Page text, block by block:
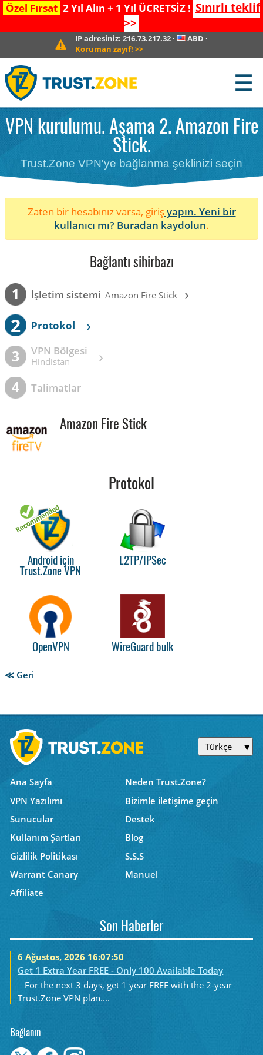
Özel Fırsat 2 Yıl Alın + 1 Yıl ÜCRETSİZ ! Sınırlı teklif
>>
IP adresiniz: 216.73.217.32· ABD ·
Koruman zayıf! >>
☰
VPN kurulumu. Aşama 2. Amazon Fire
Stick.
Trust.Zone VPN'ye bağlanma şeklinizi seçin
Zaten bir hesabınız varsa, girişyapın. Yeni bir
kullanıcı mı? Buradan kaydolun.
Bağlantı sihirbazı
1 İşletim sistemi Amazon Fire Stick ›
2 Protokol ›
3 VPN Bölgesi
Hindistan ›
4 Talimatlar
Amazon Fire Stick
Protokol
Android için
Trust.Zone VPN
L2TP/IPSec
OpenVPN WireGuard bulk
≪ Geri
Türkçe
Ana Sayfa
Neden Trust.Zone?
VPN Yazılımı
Bizimle iletişime geçin
Sunucular
Destek
Kullanım Şartları
Blog
Gizlilik Politikası
S.S.S
Warrant Canary
Manuel
Affiliate
Son Haberler
6 Ağustos, 2026 16:07:50
Get 1 Extra Year FREE - Only 100 Available Today
For the next 3 days, get 1 year FREE with the 2-year
Trust.Zone VPN plan....
Bağlanın